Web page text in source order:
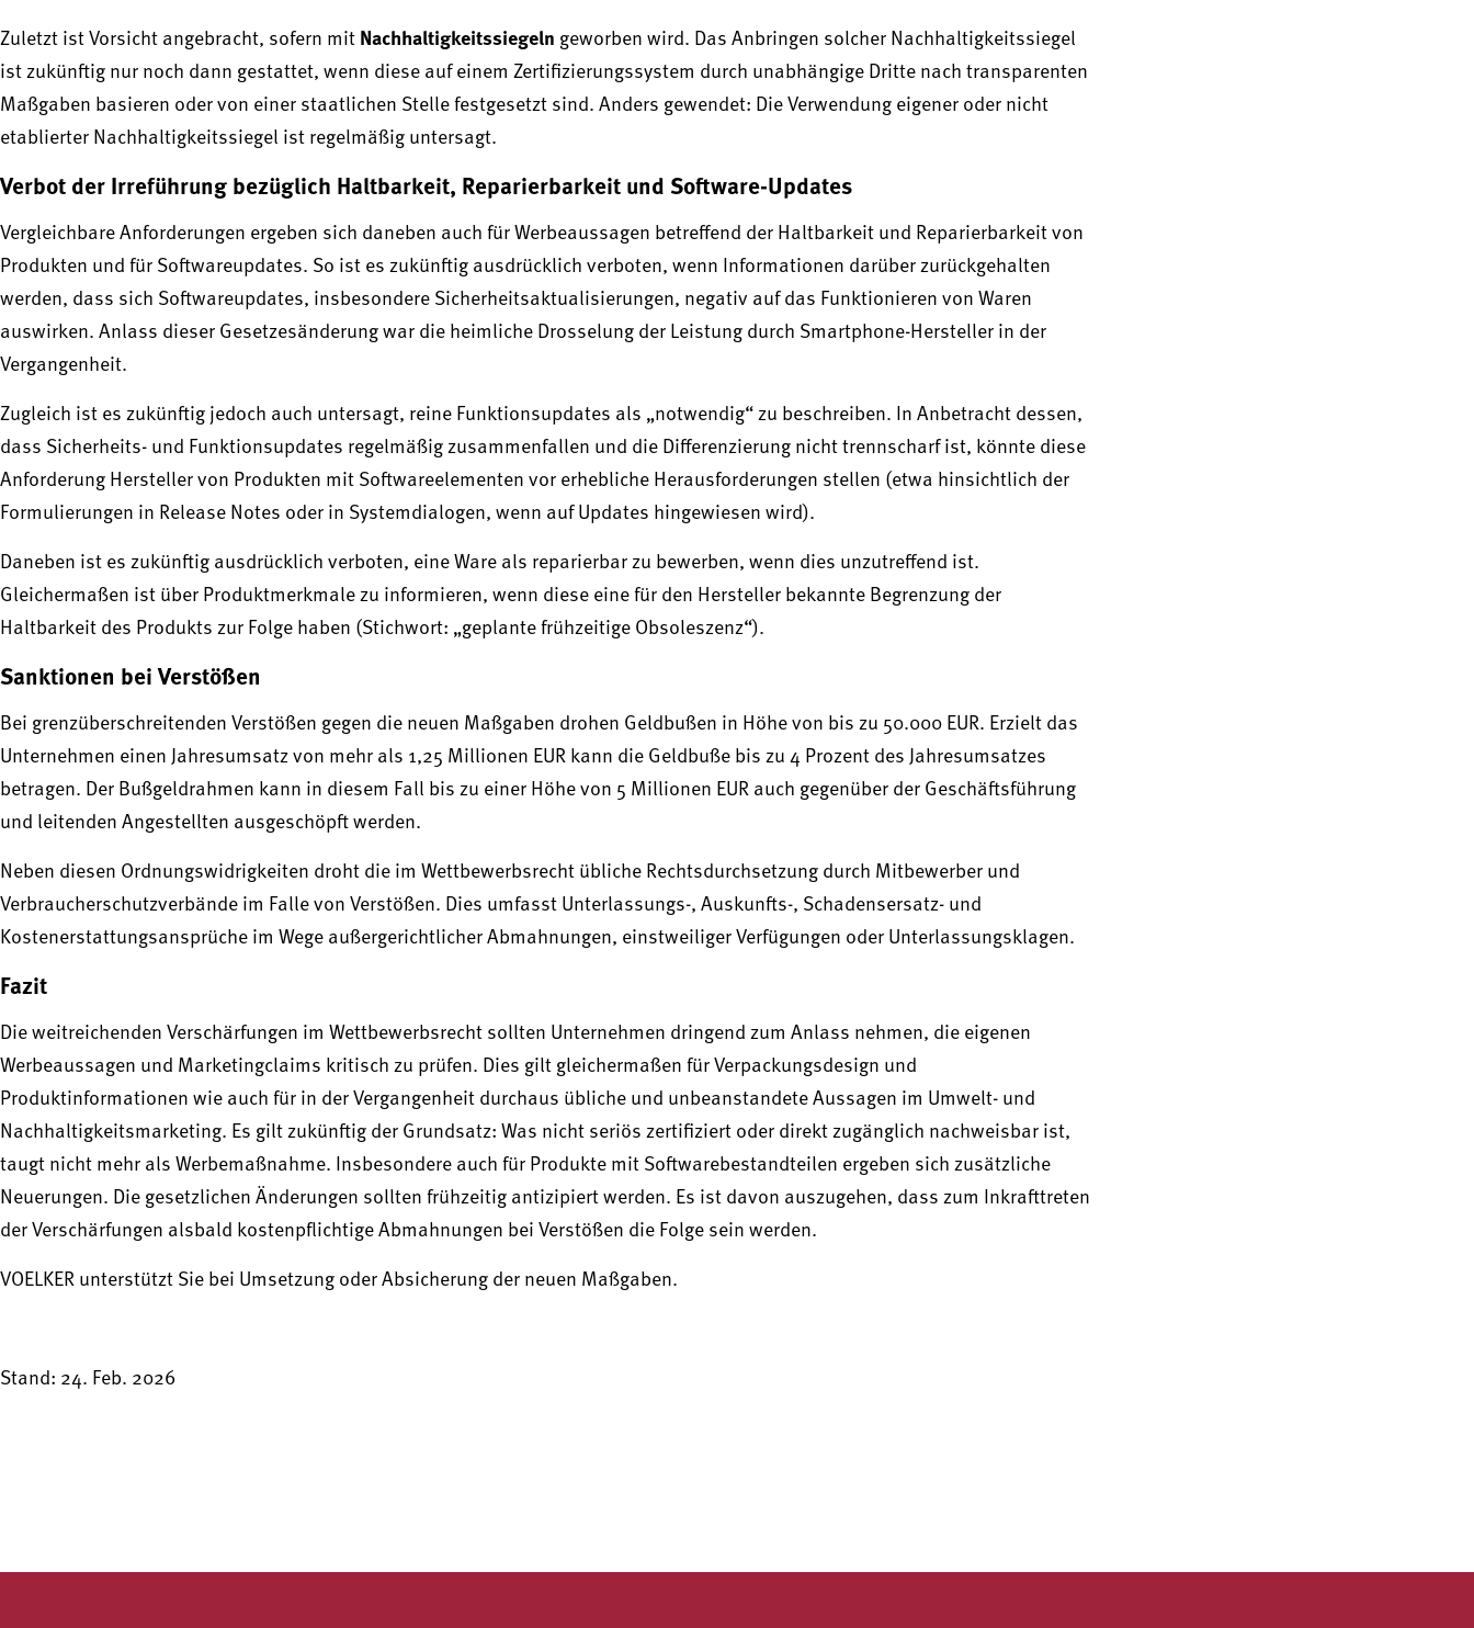
Zuletzt ist Vorsicht angebracht, sofern mit Nachhaltigkeitssiegeln geworben wird. Das Anbringen solcher Nachhaltigkeitssiegel
ist zukünftig nur noch dann gestattet, wenn diese auf einem Zertifizierungssystem durch unabhängige Dritte nach transparenten
Maßgaben basieren oder von einer staatlichen Stelle festgesetzt sind. Anders gewendet: Die Verwendung eigener oder nicht
etablierter Nachhaltigkeitssiegel ist regelmäßig untersagt.
Verbot der Irreführung bezüglich Haltbarkeit, Reparierbarkeit und Software-Updates
Vergleichbare Anforderungen ergeben sich daneben auch für Werbeaussagen betreffend der Haltbarkeit und Reparierbarkeit von
Produkten und für Softwareupdates. So ist es zukünftig ausdrücklich verboten, wenn Informationen darüber zurückgehalten
werden, dass sich Softwareupdates, insbesondere Sicherheitsaktualisierungen, negativ auf das Funktionieren von Waren
auswirken. Anlass dieser Gesetzesänderung war die heimliche Drosselung der Leistung durch Smartphone-Hersteller in der
Vergangenheit.
Zugleich ist es zukünftig jedoch auch untersagt, reine Funktionsupdates als „notwendig“ zu beschreiben. In Anbetracht dessen,
dass Sicherheits- und Funktionsupdates regelmäßig zusammenfallen und die Differenzierung nicht trennscharf ist, könnte diese
Anforderung Hersteller von Produkten mit Softwareelementen vor erhebliche Herausforderungen stellen (etwa hinsichtlich der
Formulierungen in Release Notes oder in Systemdialogen, wenn auf Updates hingewiesen wird).
Daneben ist es zukünftig ausdrücklich verboten, eine Ware als reparierbar zu bewerben, wenn dies unzutreffend ist.
Gleichermaßen ist über Produktmerkmale zu informieren, wenn diese eine für den Hersteller bekannte Begrenzung der
Haltbarkeit des Produkts zur Folge haben (Stichwort: „geplante frühzeitige Obsoleszenz“).
Sanktionen bei Verstößen
Bei grenzüberschreitenden Verstößen gegen die neuen Maßgaben drohen Geldbußen in Höhe von bis zu 50.000 EUR. Erzielt das
Unternehmen einen Jahresumsatz von mehr als 1,25 Millionen EUR kann die Geldbuße bis zu 4 Prozent des Jahresumsatzes
betragen. Der Bußgeldrahmen kann in diesem Fall bis zu einer Höhe von 5 Millionen EUR auch gegenüber der Geschäftsführung
und leitenden Angestellten ausgeschöpft werden.
Neben diesen Ordnungswidrigkeiten droht die im Wettbewerbsrecht übliche Rechtsdurchsetzung durch Mitbewerber und
Verbraucherschutzverbände im Falle von Verstößen. Dies umfasst Unterlassungs-, Auskunfts-, Schadensersatz- und
Kostenerstattungsansprüche im Wege außergerichtlicher Abmahnungen, einstweiliger Verfügungen oder Unterlassungsklagen.
Fazit
Die weitreichenden Verschärfungen im Wettbewerbsrecht sollten Unternehmen dringend zum Anlass nehmen, die eigenen
Werbeaussagen und Marketingclaims kritisch zu prüfen. Dies gilt gleichermaßen für Verpackungsdesign und
Produktinformationen wie auch für in der Vergangenheit durchaus übliche und unbeanstandete Aussagen im Umwelt- und
Nachhaltigkeitsmarketing. Es gilt zukünftig der Grundsatz: Was nicht seriös zertifiziert oder direkt zugänglich nachweisbar ist,
taugt nicht mehr als Werbemaßnahme. Insbesondere auch für Produkte mit Softwarebestandteilen ergeben sich zusätzliche
Neuerungen. Die gesetzlichen Änderungen sollten frühzeitig antizipiert werden. Es ist davon auszugehen, dass zum Inkrafttreten
der Verschärfungen alsbald kostenpflichtige Abmahnungen bei Verstößen die Folge sein werden.
VOELKER unterstützt Sie bei Umsetzung oder Absicherung der neuen Maßgaben.
Stand: 24. Feb. 2026